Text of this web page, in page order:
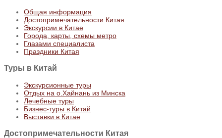
Общая информация
Достопримечательности Китая
Экскурсии в Китае
Города, карты, схемы метро
Глазами специалиста
Праздники Китая
Туры в Китай
Экскурсионные туры
Отдых на о.Хайнань из Минска
Лечебные туры
Бизнес-туры в Китай
Выставки в Китае
Достопримечательности Китая